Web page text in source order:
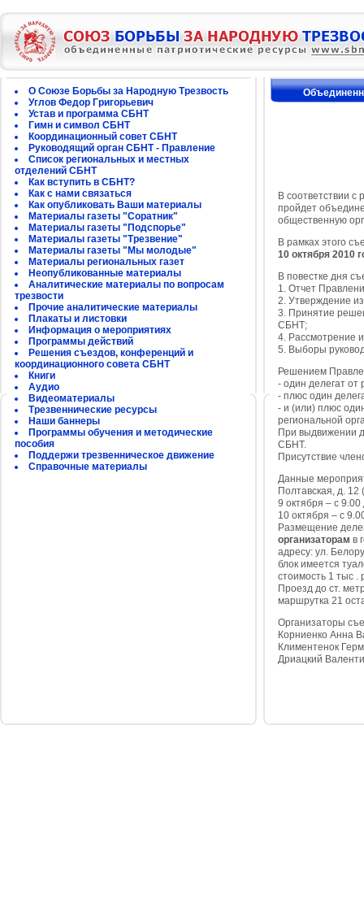
О Союзе Борьбы за Народную Трезвость
Углов Федор Григорьевич
Устав и программа СБНТ
Гимн и символ СБНТ
Координационный совет СБНТ
Руководящий орган СБНТ - Правление
Список региональных и местных
отделений СБНТ
Как вступить в СБНТ?
Как с нами связаться
Как опубликовать Ваши материалы
Материалы газеты "Соратник"
Материалы газеты "Подспорье"
Материалы газеты "Трезвение"
Материалы газеты "Мы молодые"
Материалы региональных газет
Неопубликованные материалы
Аналитические материалы по вопросам
трезвости
Прочие аналитические материалы
Плакаты и листовки
Информация о мероприятиях
Программы действий
Решения съездов, конференций и
координационного совета СБНТ
Книги
Аудио
Видеоматериалы
Трезвеннические ресурсы
Наши баннеры
Программы обучения и методические
пособия
Поддержи трезвенническое движение
Справочные материалы
В соответствии с
пройдет
общественную
В рамках этого
10 октября 2010
В повестке дня
1. Отчет
2. Утверждение
3. Принятие
СБНТ;
4. Рассмотрение
5. Выборы
Решением
- один делегат от
- плюс один
- и (или) плюс
региональной
При выдвижении
СБНТ.
Присутствие
Данные
Полтавская, д.
9 октября – с
10 октября – с
Размещение
организаторам в
адресу: ул.
блок имеется
стоимость 1 тыс .
Проезд до ст.
маршрутка 21
Организаторы
Корниенко Анна
Климентенок
Дриацкий